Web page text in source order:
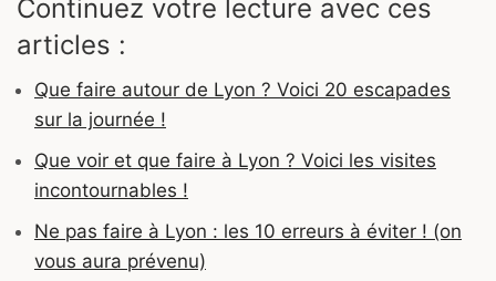
Continuez votre lecture avec ces
articles :
Que faire autour de Lyon ? Voici 20 escapades
sur la journée !
Que voir et que faire à Lyon ? Voici les visites
incontournables !
Ne pas faire à Lyon : les 10 erreurs à éviter ! (on
vous aura prévenu)